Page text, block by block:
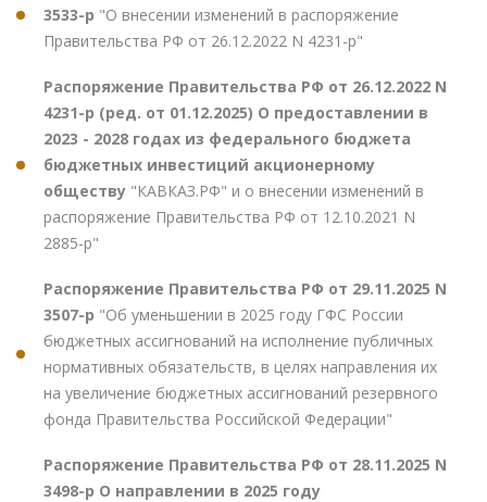
3533-р "О внесении изменений в распоряжение
Правительства РФ от 26.12.2022 N 4231-р"
Распоряжение Правительства РФ от 26.12.2022 N
4231-р (ред. от 01.12.2025) О предоставлении в
2023 - 2028 годах из федерального бюджета
бюджетных инвестиций акционерному
обществу "КАВКАЗ.РФ" и о внесении изменений в
распоряжение Правительства РФ от 12.10.2021 N
2885-р"
Распоряжение Правительства РФ от 29.11.2025 N
3507-р "Об уменьшении в 2025 году ГФС России
бюджетных ассигнований на исполнение публичных
нормативных обязательств, в целях направления их
на увеличение бюджетных ассигнований резервного
фонда Правительства Российской Федерации"
Распоряжение Правительства РФ от 28.11.2025 N
3498-р О направлении в 2025 году